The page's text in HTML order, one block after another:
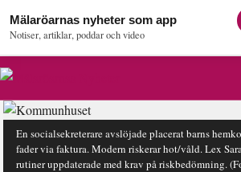
Mälaröarnas nyheter som app
Notiser, artiklar, poddar och video
En socialsekreterare avslöjade placerat barns
fader via faktura. Modern riskerar hot/våld. Lex
rutiner uppdaterade med krav på riskbedömning.